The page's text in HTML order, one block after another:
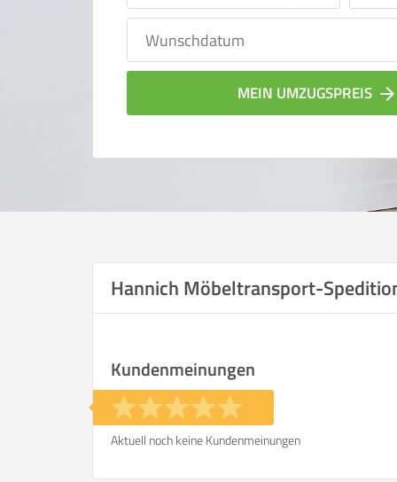
MEIN UMZUGSPREIS arrow_forward
Vergleichsergebnis
Ihre Angaben: am
Hannich Möbeltransport-
Kundenmeinungen
Aktuell noch keine Kundenmeinungen